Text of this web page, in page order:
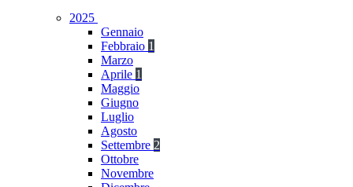
2025
Gennaio
Febbraio 1
Marzo
Aprile 1
Maggio
Giugno
Luglio
Agosto
Settembre 2
Ottobre
Novembre